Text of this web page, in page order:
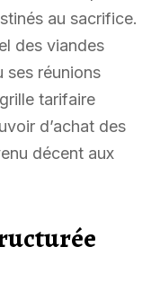
au sacrifice.
des viandes
ses réunions
tarifaire
d’achat des
décent aux